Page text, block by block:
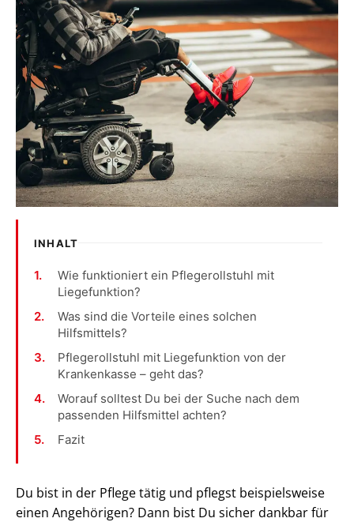
INHALT
Wie funktioniert ein Pflegerollstuhl mit
Liegefunktion?
Was sind die Vorteile eines solchen
Hilfsmittels?
Pflegerollstuhl mit Liegefunktion von der
Krankenkasse – geht das?
Worauf solltest Du bei der Suche nach dem
passenden Hilfsmittel achten?
Fazit
Du bist in der Pflege tätig und pflegst beispielsweise
einen Angehörigen? Dann bist Du sicher dankbar für